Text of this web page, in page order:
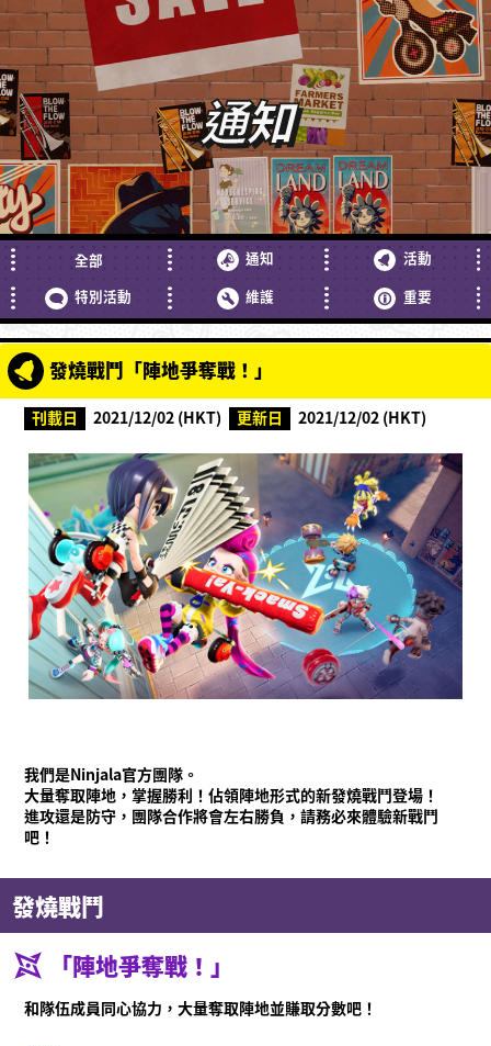
通知
全部 通知
活動
特別活動
維護 重要
發燒戰鬥「陣地爭奪戰！」
刊載日 2021/12/02 (HKT) 更新日 2021/12/02 (HKT)
我們是Ninjala官方團隊。
大量奪取陣地，掌握勝利！佔領陣地形式的新發燒戰鬥登場！
進攻還是防守，團隊合作將會左右勝負，請務必來體驗新戰鬥
吧！
發燒戰鬥
「陣地爭奪戰！」
和隊伍成員同心協力，大量奪取陣地並賺取分數吧！